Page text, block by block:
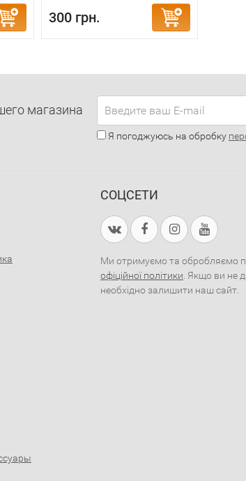
300 грн.
магазина
Я погоджуюсь на обробку
СОЦСЕТИ
Ми отримуємо та обробляємо
офіційної політики . Якщо ви не
необхідно залишити наш сайт.